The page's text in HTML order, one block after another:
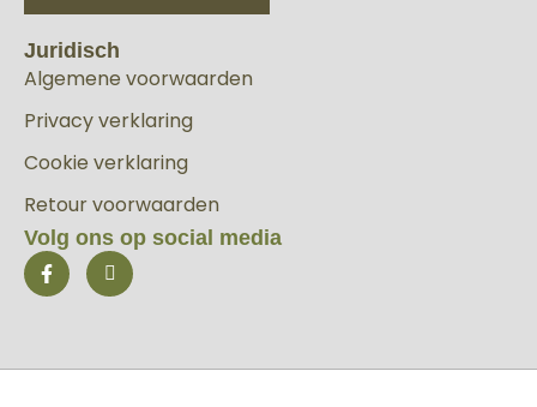
Juridisch
Algemene voorwaarden
Privacy verklaring
Cookie verklaring
Retour voorwaarden
Volg ons op social media